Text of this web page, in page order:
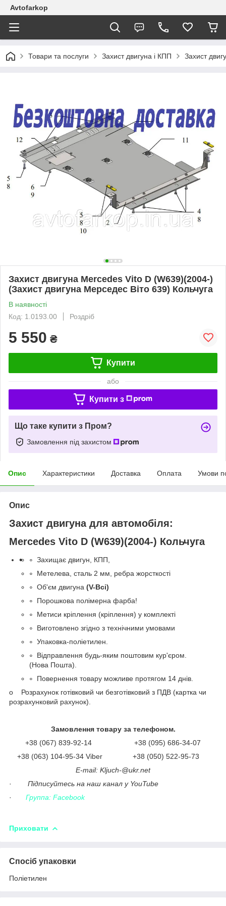
Avtofarkop
Товари та послуги Захист двигуна і КПП Захист
Захист двигуна Mercedes Vito D (W639)(2004-)
(Захист двигуна Мерседес Віто 639) Кольчуга
В наявності
Код: 1.0193.00
Роздріб
5 550 ₴
Купити
або
Купити з
Що таке купити з Пром?
Замовлення під захистом
Опис Характеристики Доставка Оплата Умови
Опис
Захист двигуна для автомобіля:
Mercedes Vito D (W639)(2004-) Кольчуга
Захищає двигун, КПП,
Метелева, сталь 2 мм, ребра жорсткості
Об'єм двигуна (V-Всі)
Порошкова полімерна фарба!
Метиси кріплення (кріплення) у комплекті
Виготовлено згідно з технічними умовами
Упаковка-поліетилен.
Відправлення будь-яким поштовим кур'єром.
(Нова Пошта).
Повернення товару можливе протягом 14 днів.
o Розрахунок готівковий чи безготівковий з ПДВ (картка чи
розрахунковий рахунок).
Замовлення товару за телефоном.
+38 (067) 839-92-14 +38 (095) 686-34-07
+38 (063) 104-95-34 Viber +38 (050) 522-95-73
Е-mail: Kljuch-@ukr.net
· Підписуйтесь на наш канал у YouTube
· Группа: Facebook
Приховати
Спосіб упаковки
Поліетилен